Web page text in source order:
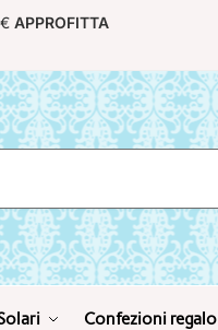
APPROFITTA
Confezioni regalo